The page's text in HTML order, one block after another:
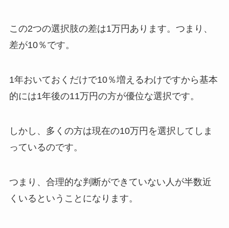
この2つの選択肢の差は1万円あります。つまり、
差が10％です。
1年おいておくだけで10％増えるわけですから基本
的には1年後の11万円の方が優位な選択です。
しかし、多くの方は現在の10万円を選択してしま
っているのです。
つまり、合理的な判断ができていない人が半数近
くいるということになります。